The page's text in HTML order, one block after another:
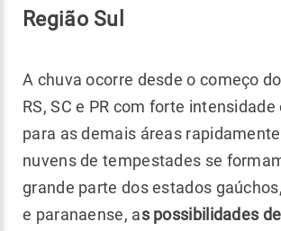
Região Sul
A chuva ocorre desde o começo
RS, SC e PR com forte intensidade
para as demais áreas
nuvens de tempestades se
grande parte dos estados
e paranaense, as possibilidades